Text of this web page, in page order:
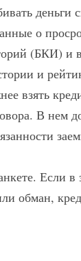
деньги
о
(БКИ) и
и
взять
В нем
Если в
обман,